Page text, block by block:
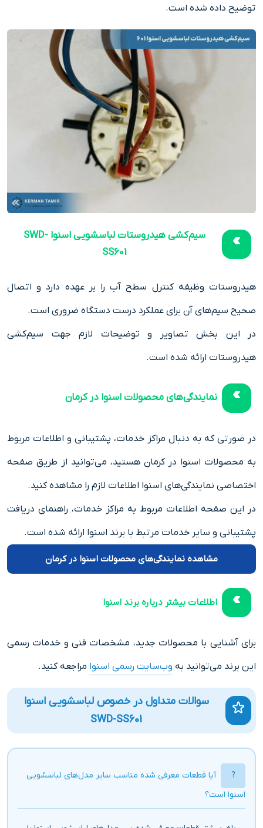
توضیح داده شده است.
سیم‌کشی هیدروستات لباسشویی اسنوا SWD-
SS601
هیدروستات وظیفه کنترل سطح آب را بر عهده دارد و اتصال
صحیح سیم‌های آن برای عملکرد درست دستگاه ضروری است.
در این بخش تصاویر و توضیحات لازم جهت سیم‌کشی
هیدروستات ارائه شده است.
نمایندگی‌های محصولات اسنوا در کرمان
در صورتی که به دنبال مراکز خدمات، پشتیبانی و اطلاعات مربوط
به محصولات اسنوا در کرمان هستید، می‌توانید از طریق صفحه
اختصاصی نمایندگی‌های اسنوا اطلاعات لازم را مشاهده کنید.
در این صفحه اطلاعات مربوط به مراکز خدمات، راهنمای دریافت
پشتیبانی و سایر خدمات مرتبط با برند اسنوا ارائه شده است.
مشاهده نمایندگی‌های محصولات اسنوا در کرمان
اطلاعات بیشتر درباره برند اسنوا
برای آشنایی با محصولات جدید، مشخصات فنی و خدمات رسمی
این برند می‌توانید به وب‌سایت رسمی اسنوا مراجعه کنید.
سوالات متداول در خصوص لباسشویی اسنوا
SWD-SS601
آیا قطعات معرفی شده مناسب سایر مدل‌های لباسشویی
اسنوا است؟